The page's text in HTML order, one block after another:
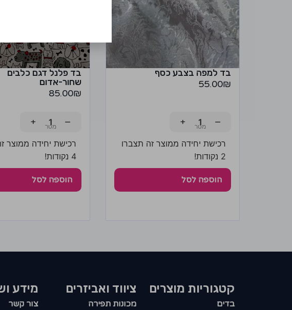
בד למפה בצבע כסף
55.00₪
−
+
רכישת יחידה ממוצר זה תצברו
2 נקודות!
הוספה לסל
בד פלנל דגם כלבים
שחור-אדום
85.00₪
−
+
רכישת יחידה ממוצר
4 נקודות!
הוספה לסל
קטגוריות מוצרים​
בדים
ציווד ואביזרים
מכונות תפירה
מידע
צור קשר